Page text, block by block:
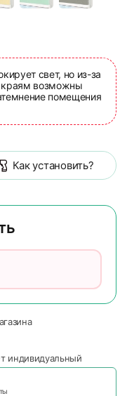
свет, но из-за
краям возможны
помещения
Как установить?
индивидуальный